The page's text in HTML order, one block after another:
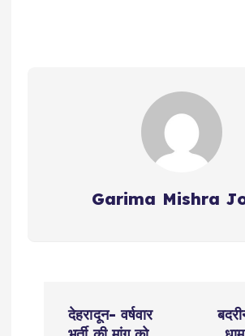
Garima Mishra
देहरादून- वर्षवार